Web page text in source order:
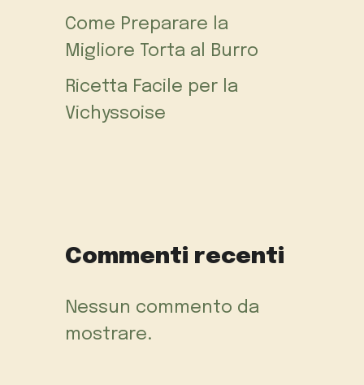
Come Preparare la
Migliore Torta al Burro
Ricetta Facile per la
Vichyssoise
Commenti recenti
Nessun commento da
mostrare.